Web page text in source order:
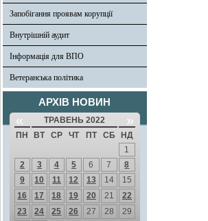
Запобігання проявам корупції
Внутрішній аудит
Інформація для ВПО
Ветеранська політика
АРХІВ НОВИН
« ТРАВЕНЬ 2022 »
ПН ВТ СР ЧТ ПТ СБ
НД
1
2
3 4 5 6 7
8
9
10 11 12 13 14
15
16
17 18 19 20 21
22
23
24 25 26 27 28
29